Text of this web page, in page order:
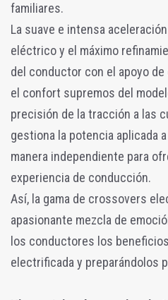
familiares.
La suave e intensa
eléctrico y el máximo
del conductor con el apoyo de
el confort supremos del
precisión de la tracción a las
gestiona la potencia aplicada
manera independiente para
experiencia de conducción.
Así, la gama de crossovers
apasionante mezcla de
los conductores los
electrificada y preparándolos